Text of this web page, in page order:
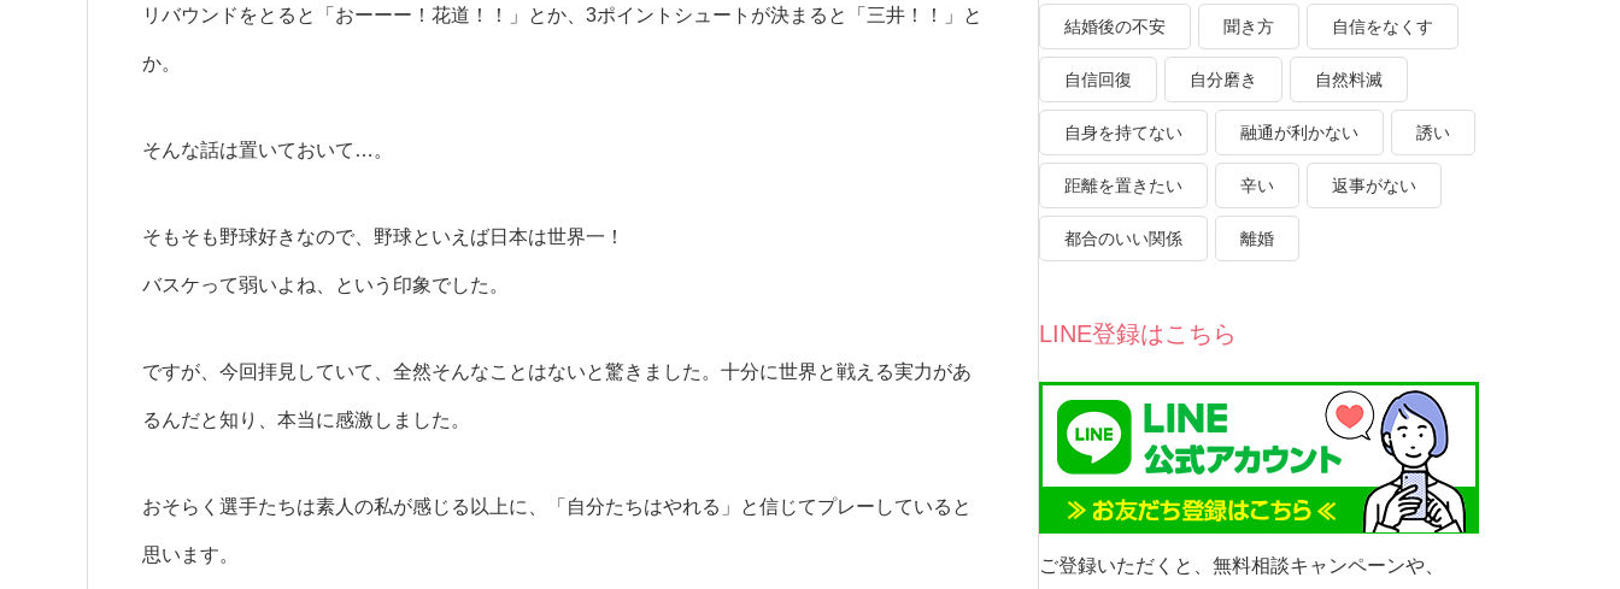
リバウンドをとると「おーーー！花道！！」とか、3ポイントシュートが決まると「三井！！」と
か。
そんな話は置いておいて…。
そもそも野球好きなので、野球といえば日本は世界一！
バスケって弱いよね、という印象でした。
ですが、今回拝見していて、全然そんなことはないと驚きました。十分に世界と戦える実力があ
るんだと知り、本当に感激しました。
おそらく選手たちは素人の私が感じる以上に、「自分たちはやれる」と信じてプレーしていると
思います。
結婚後の不安 聞き方 自信をなくす
自信回復 自分磨き 自然料滅
自身を持てない 融通が利かない 誘い
距離を置きたい 辛い 返事がない
都合のいい関係 離婚
LINE登録はこちら
ご登録いただくと、無料相談キャンペーンや、